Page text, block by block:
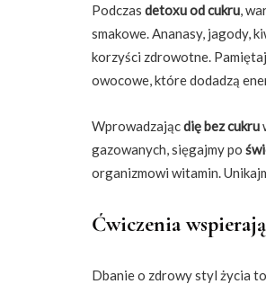
Podczas detoxu od cukru,
smakowe. Ananasy, jagody,
korzyści zdrowotne.
owocowe, które dodadzą
Wprowadzającdię bez cukru
gazowanych, sięgajmy po
organizmowi witamin.
Ćwiczenia
Dbanie o zdrowy styl życia